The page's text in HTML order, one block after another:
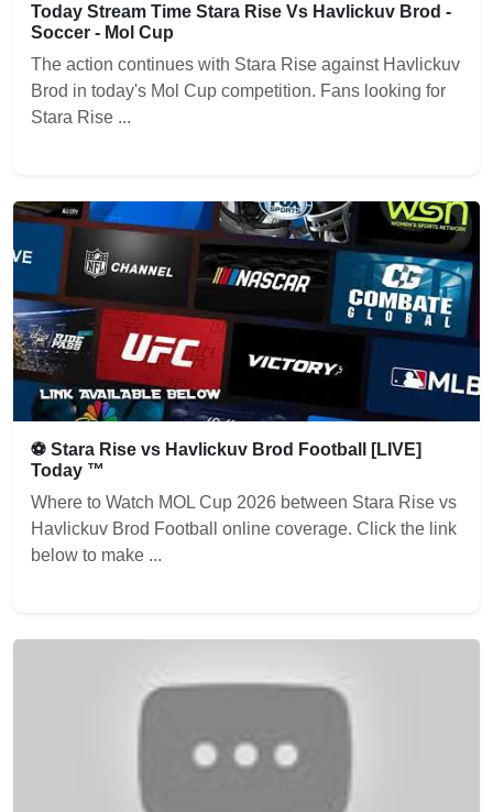
Today Stream Time Stara Rise Vs Havlickuv Brod -
Soccer - Mol Cup
The action continues with Stara Rise against Havlickuv
Brod in today's Mol Cup competition. Fans looking for
Stara Rise ...
⚽ Stara Rise vs Havlickuv Brod Football [LIVE]
Today ™
Where to Watch MOL Cup 2026 between Stara Rise vs
Havlickuv Brod Football online coverage. Click the link
below to make ...